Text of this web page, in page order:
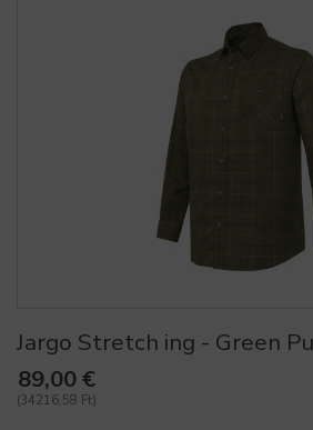
Jargo Stretch ing - Green
89,00 €
(34216,58 Ft)